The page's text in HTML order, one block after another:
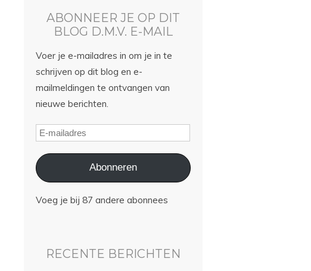
ABONNEER JE OP DIT
BLOG D.M.V. E-MAIL
Voer je e-mailadres in om je in te
schrijven op dit blog en e-
mailmeldingen te ontvangen van
nieuwe berichten.
Abonneren
Voeg je bij 87 andere abonnees
RECENTE BERICHTEN